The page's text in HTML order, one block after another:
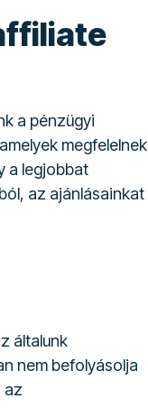
a pénzügyi
megfelelnek
a legjobbat
az ajánlásainkat
általunk
nem befolyásolja
az